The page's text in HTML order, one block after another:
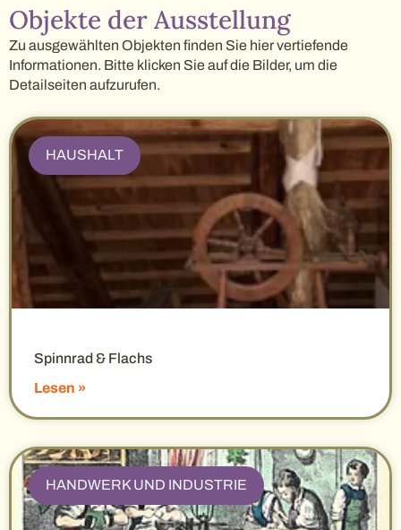
Objekte der Ausstellung
Zu ausgewählten Objekten finden Sie hier vertiefende
Informationen. Bitte klicken Sie auf die Bilder, um die
Detailseiten aufzurufen.
HAUSHALT
Spinnrad & Flachs
Lesen »
HANDWERK UND INDUSTRIE